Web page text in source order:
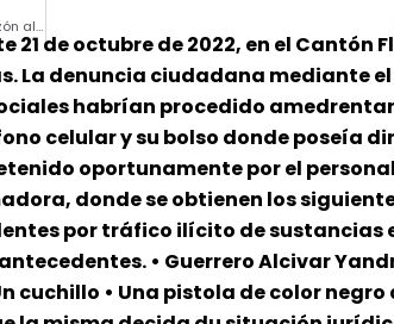
Liga de Portoviejo eliminado del Campeonato de #SegundaCategoria ￼, FEF le dio la razón al #AvicedFC de Cuenca.
de octubre de 2022, en el Cantón
La denuncia ciudadana mediante
habrían procedido
celular y su bolso donde poseía
oportunamente por el
donde se obtienen los
por tráfico ilícito de sustancias
• Guerrero Alcivar
cuchillo • Una pistola de color